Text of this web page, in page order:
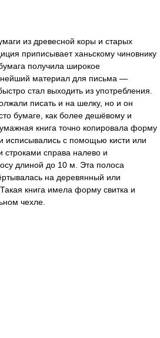
из древесной коры и старых
приписывает ханьскому чиновнику
получила широкое
материал для письма —
стал выходить из употребления.
писать и на шелку, но и он
бумаге, как более дешёвому и
книга точно копировала форму
исписывались с помощью кисти или
строками справа налево и
длиной до 10 м. Эта полоса
на деревянный или
книга имела форму свитка и
чехле.